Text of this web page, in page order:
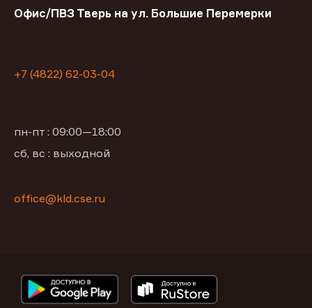
Офис/ПВЗ Тверь на ул. Большие Перемерки
+7 (4822) 62-03-04
пн-пт : 09:00—18:00
сб, вс : выходной
office@kld.cse.ru